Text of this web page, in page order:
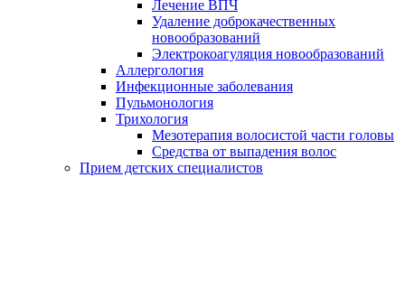
Лечение ВПЧ
Удаление доброкачественных
новообразований
Электрокоагуляция новообразований
Аллергология
Инфекционные заболевания
Пульмонология
Трихология
Мезотерапия волосистой части головы
Средства от выпадения волос
Прием детских специалистов